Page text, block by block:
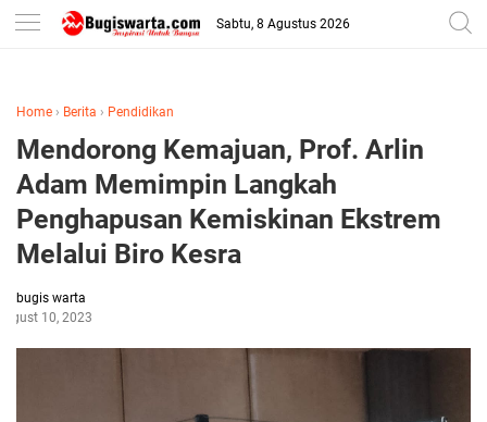
-->
Sabtu, 8 Agustus 2026
Home › Berita › Pendidikan
Mendorong Kemajuan, Prof. Arlin
Adam Memimpin Langkah
Penghapusan Kemiskinan Ekstrem
Melalui Biro Kesra
bugis warta
10, 2023